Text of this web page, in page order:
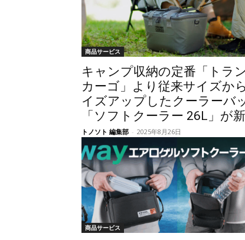
商品サービス
キャンプ収納の定番「トラ
カーゴ」より従来サイズか
イズアップしたクーラーバ
「ソフトクーラー 26L」が
トノソト 編集部 - 2025年8月26日
商品サービス